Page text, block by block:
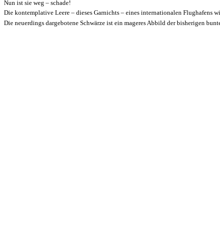
Nun ist sie weg – schade!
Die kontemplative Leere – dieses Garnichts – eines internationalen Flughafens
Die neuerdings dargebotene Schwärze ist ein mageres Abbild der bisherigen